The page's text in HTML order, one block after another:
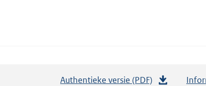
Authentieke versie (PDF)